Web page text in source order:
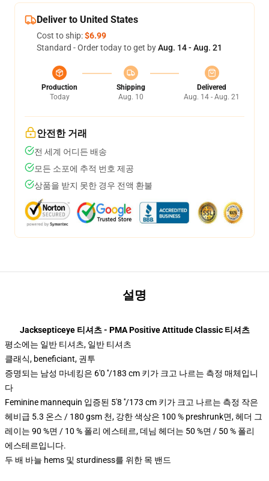
Deliver to United States
Cost to ship:$6.99
Standard - Order today to get byAug. 14 - Aug. 21
Production
Today
Shipping
Aug. 10
Delivered
Aug. 14 - Aug. 21
안전한 거래
전 세계 어디든 배송
모든 소포에 추적 번호 제공
상품을 받지 못한 경우 전액 환불
설명
Jacksepticeye 티셔츠 - PMA Positive Attitude Classic 티셔츠
평소에는 일반 티셔츠, 일반 티셔츠
클래식, beneficiant, 권투
증명되는 남성 마네킹은 6'0 ′′/183 cm 키가 크고 나르는 측정 매체입니
다
Feminine mannequin 입증된 5'8 ′′/173 cm 키가 크고 나르는 측정 작은
헤비급 5.3 온스 / 180 gsm 천, 강한 색상은 100 % preshrunk면, 헤더 그
레이는 90 %면 / 10 % 폴리 에스테르, 데님 헤더는 50 %면 / 50 % 폴리
에스테르입니다.
두 배 바늘 hems 및 sturdiness를 위한 목 밴드